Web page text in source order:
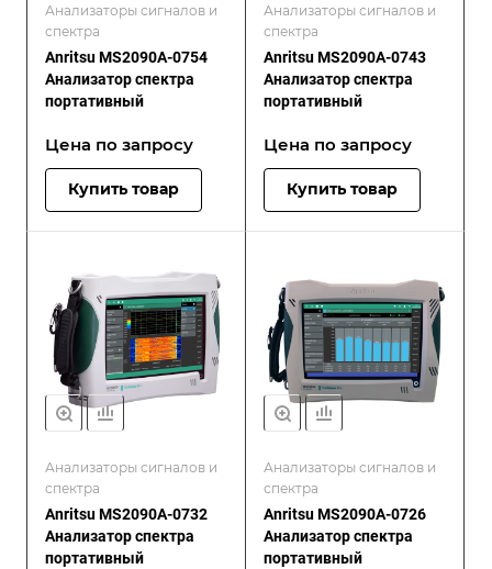
Анализаторы сигналов и
спектра
Anritsu MS2090A-0754
Анализатор спектра
портативный
Цена по запросу
Купить товар
Анализаторы сигналов и
спектра
Anritsu MS2090A-0743
Анализатор спектра
портативный
Цена по запросу
Купить товар
Анализаторы сигналов и
спектра
Anritsu MS2090A-0732
Анализатор спектра
портативный
Анализаторы сигналов и
спектра
Anritsu MS2090A-0726
Анализатор спектра
портативный